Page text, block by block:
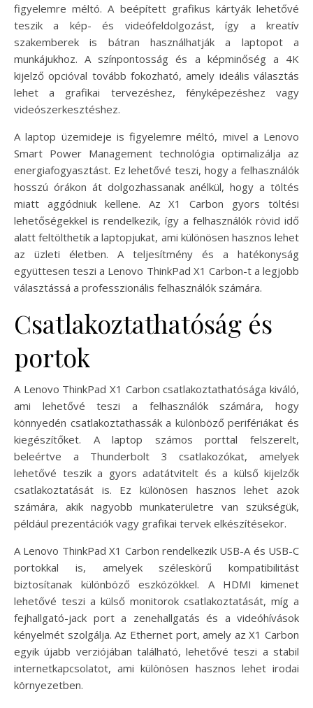
figyelemre méltó. A beépített grafikus kártyák lehetővé
teszik a kép- és videófeldolgozást, így a kreatív
szakemberek is bátran használhatják a laptopot a
munkájukhoz. A színpontosság és a képminőség a 4K
kijelző opcióval tovább fokozható, amely ideális választás
lehet a grafikai tervezéshez, fényképezéshez vagy
videószerkesztéshez.
A laptop üzemideje is figyelemre méltó, mivel a Lenovo
Smart Power Management technológia optimalizálja az
energiafogyasztást. Ez lehetővé teszi, hogy a felhasználók
hosszú órákon át dolgozhassanak anélkül, hogy a töltés
miatt aggódniuk kellene. Az X1 Carbon gyors töltési
lehetőségekkel is rendelkezik, így a felhasználók rövid idő
alatt feltölthetik a laptopjukat, ami különösen hasznos lehet
az üzleti életben. A teljesítmény és a hatékonyság
együttesen teszi a Lenovo ThinkPad X1 Carbon-t a legjobb
választássá a professzionális felhasználók számára.
Csatlakoztathatóság és
portok
A Lenovo ThinkPad X1 Carbon csatlakoztathatósága kiváló,
ami lehetővé teszi a felhasználók számára, hogy
könnyedén csatlakoztathassák a különböző perifériákat és
kiegészítőket. A laptop számos porttal felszerelt,
beleértve a Thunderbolt 3 csatlakozókat, amelyek
lehetővé teszik a gyors adatátvitelt és a külső kijelzők
csatlakoztatását is. Ez különösen hasznos lehet azok
számára, akik nagyobb munkaterületre van szükségük,
például prezentációk vagy grafikai tervek elkészítésekor.
A Lenovo ThinkPad X1 Carbon rendelkezik USB-A és USB-C
portokkal is, amelyek széleskörű kompatibilitást
biztosítanak különböző eszközökkel. A HDMI kimenet
lehetővé teszi a külső monitorok csatlakoztatását, míg a
fejhallgató-jack port a zenehallgatás és a videóhívások
kényelmét szolgálja. Az Ethernet port, amely az X1 Carbon
egyik újabb verziójában található, lehetővé teszi a stabil
internetkapcsolatot, ami különösen hasznos lehet irodai
környezetben.